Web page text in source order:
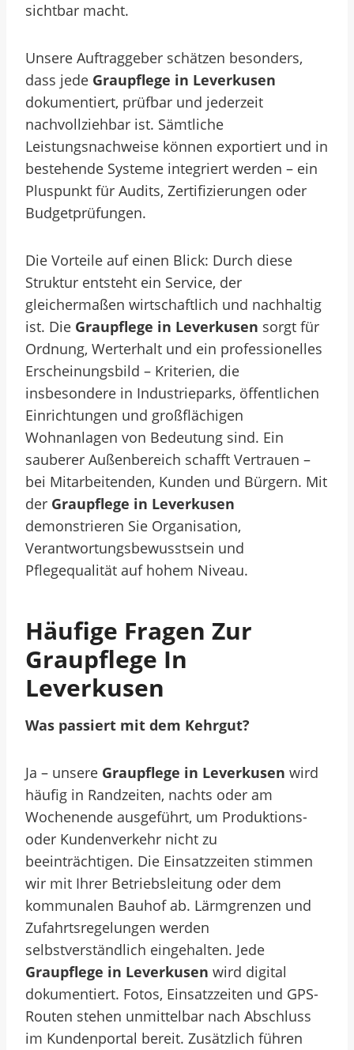
sichtbar macht.
Unsere Auftraggeber schätzen besonders,
dass jede Graupflege in Leverkusen
dokumentiert, prüfbar und jederzeit
nachvollziehbar ist. Sämtliche
Leistungsnachweise können exportiert und in
bestehende Systeme integriert werden – ein
Pluspunkt für Audits, Zertifizierungen oder
Budgetprüfungen.
Die Vorteile auf einen Blick: Durch diese
Struktur entsteht ein Service, der
gleichermaßen wirtschaftlich und nachhaltig
ist. Die Graupflege in Leverkusen sorgt für
Ordnung, Werterhalt und ein professionelles
Erscheinungsbild – Kriterien, die
insbesondere in Industrieparks, öffentlichen
Einrichtungen und großflächigen
Wohnanlagen von Bedeutung sind. Ein
sauberer Außenbereich schafft Vertrauen –
bei Mitarbeitenden, Kunden und Bürgern. Mit
der Graupflege in Leverkusen
demonstrieren Sie Organisation,
Verantwortungsbewusstsein und
Pflegequalität auf hohem Niveau.
Häufige Fragen Zur
Graupflege In
Leverkusen
Was passiert mit dem Kehrgut?
Ja – unsere Graupflege in Leverkusen wird
häufig in Randzeiten, nachts oder am
Wochenende ausgeführt, um Produktions-
oder Kundenverkehr nicht zu
beeinträchtigen. Die Einsatzzeiten stimmen
wir mit Ihrer Betriebsleitung oder dem
kommunalen Bauhof ab. Lärmgrenzen und
Zufahrtsregelungen werden
selbstverständlich eingehalten. Jede
Graupflege in Leverkusen wird digital
dokumentiert. Fotos, Einsatzzeiten und GPS-
Routen stehen unmittelbar nach Abschluss
im Kundenportal bereit. Zusätzlich führen